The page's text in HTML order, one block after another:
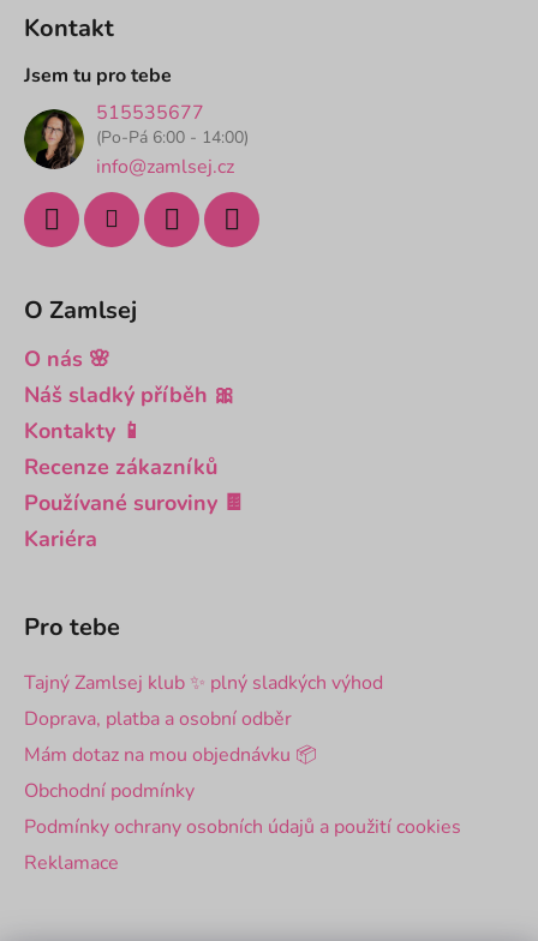
Kontakt
Jsem tu pro tebe
515535677
(Po-Pá 6:00 - 14:00)
info@zamlsej.cz
O Zamlsej
O nás 🌸
Náš sladký příběh 🎀
Kontakty 📱
Recenze zákazníků
Používané suroviny 🍫
Kariéra
Pro tebe
Tajný Zamlsej klub ✨ plný sladkých výhod
Doprava, platba a osobní odběr
Mám dotaz na mou objednávku 📦
Obchodní podmínky
Podmínky ochrany osobních údajů a použití cookies
Reklamace